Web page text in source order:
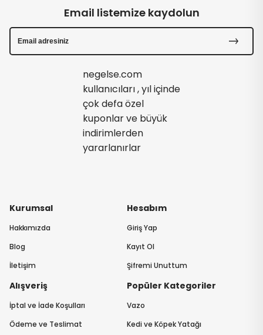
Kurumsal
Hakkımızda
Blog
İletişim
Hesabım
Giriş Yap
Kayıt Ol
Şifremi Unuttum
Alışveriş
İptal ve İade Koşulları
Ödeme ve Teslimat
Popüler Kategoriler
Vazo
Kedi ve Köpek Yatağı
Email listemize kaydolun
negelse.com
kullanıcıları , yıl içinde
çok defa özel
kuponlar ve büyük
indirimlerden
yararlanırlar